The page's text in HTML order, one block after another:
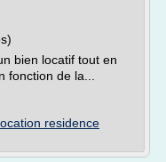
bien locatif tout en
fonction de la...
residence